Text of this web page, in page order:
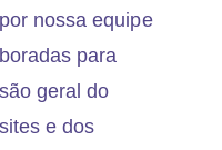
nossa equipe
para
geral do
e dos